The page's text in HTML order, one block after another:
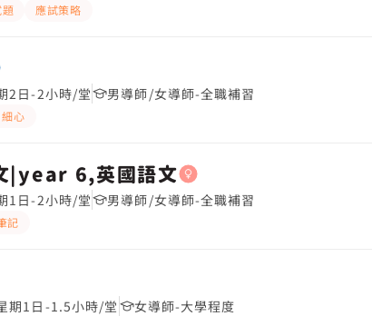
應試策略
2日-2小時/堂 男導師/女導師-全職補習
細心
|year 6,英國語文
1日-2小時/堂 男導師/女導師-全職補習
記
期1日-1.5小時/堂 女導師-大學程度